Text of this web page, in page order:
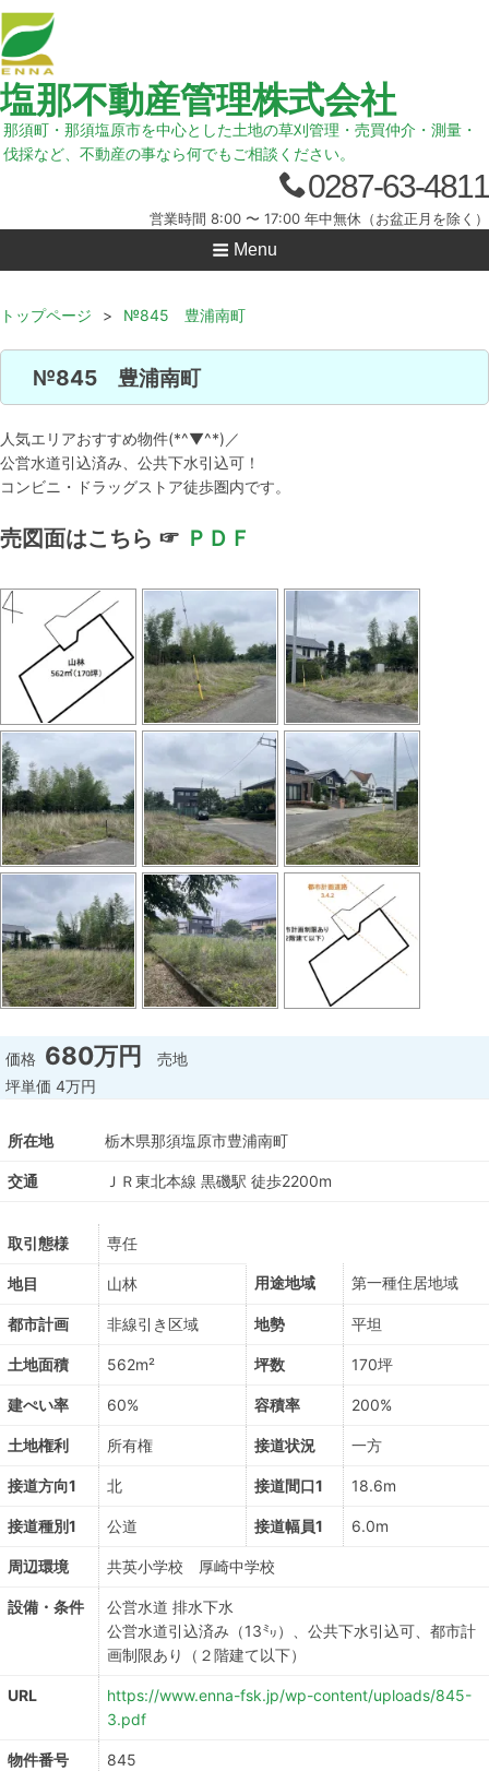
塩那不動産管理株式会社
那須町・那須塩原市を中心とした土地の草刈管理・売買仲介・測量・
伐採など、不動産の事なら何でもご相談ください。
0287-63-4811
営業時間 8:00 〜 17:00 年中無休（お盆正月を除く）
Menu
トップページ > №845 豊浦南町
№845 豊浦南町
人気エリアおすすめ物件(*^▼^*)／
公営水道引込済み、公共下水引込可！
コンビニ・ドラッグストア徒歩圏内です。
売図面はこちら ☞ ＰＤＦ
価格 680万円
売地
坪単価 4万円
所在地 栃木県那須塩原市豊浦南町
交通 ＪＲ東北本線 黒磯駅 徒歩2200m
取引態様 専任
地目 山林 用途地域 第一種住居地域
都市計画 非線引き区域 地勢 平坦
土地面積 562m² 坪数 170坪
建ぺい率 60% 容積率 200%
土地権利 所有権 接道状況 一方
接道方向1 北 接道間口1 18.6m
接道種別1 公道 接道幅員1 6.0m
周辺環境 共英小学校 厚崎中学校
設備・条件 公営水道 排水下水
公営水道引込済み（13㍉）、公共下水引込可、都市計
画制限あり（２階建て以下）
URL
https://www.enna-fsk.jp/wp-content/uploads/845-
3.pdf
物件番号 845